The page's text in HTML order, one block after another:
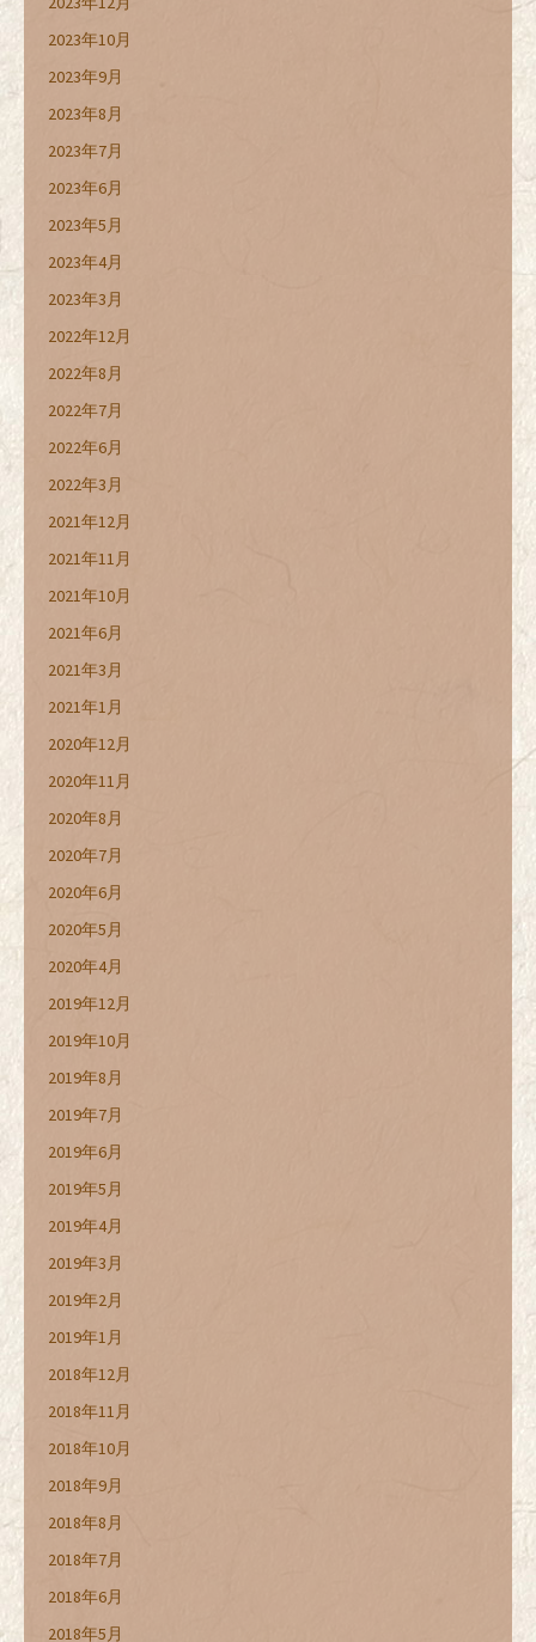
2023年10月
2023年9月
2023年8月
2023年7月
2023年6月
2023年5月
2023年4月
2023年3月
2022年12月
2022年8月
2022年7月
2022年6月
2022年3月
2021年12月
2021年11月
2021年10月
2021年6月
2021年3月
2021年1月
2020年12月
2020年11月
2020年8月
2020年7月
2020年6月
2020年5月
2020年4月
2019年12月
2019年10月
2019年8月
2019年7月
2019年6月
2019年5月
2019年4月
2019年3月
2019年2月
2019年1月
2018年12月
2018年11月
2018年10月
2018年9月
2018年8月
2018年7月
2018年6月
2018年5月